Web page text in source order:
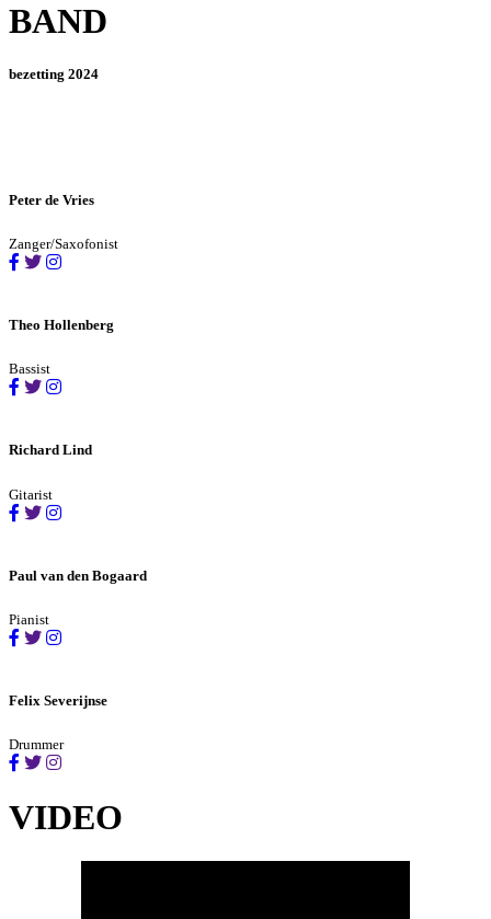
BAND
bezetting 2024
Peter de Vries
Zanger/Saxofonist
Theo Hollenberg
Bassist
Richard Lind
Gitarist
Paul van den Bogaard
Pianist
Felix Severijnse
Drummer
VIDEO